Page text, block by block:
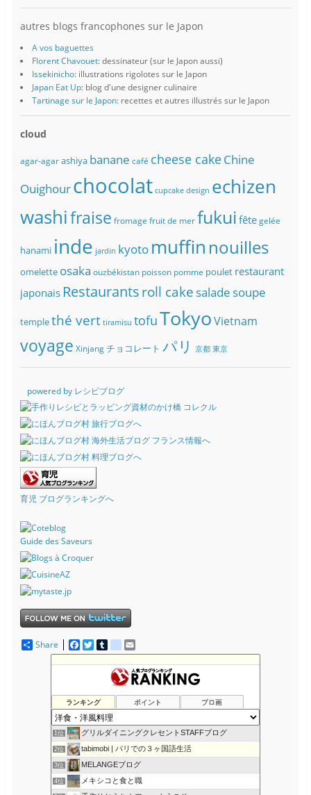
autres blogs francophones sur le Japon
A vos baguettes
Florent Chavouet: dessinateur (sur le Japon aussi)
Issekinicho: illustrations rigolotes sur le Japon
Japan Eat Up: blog d'une designer culinaire
Tartinage sur le Japon: recettes et autres illustrés sur le Japon
cloud
agar-agar ashiya banane café cheese cakeChine
Ouighourchocolat cupcake design echizen
washifraise fromage fruit de mer fukui fête gelée
hanami inde jardin kyoto muffin nouilles
omelette osaka ouzbékistan poisson pomme poulet restaurant
japonais Restaurantsroll cake salade soupe
templethé vert tiramisu tofuTokyoVietnam
voyage Xinjang チョコレート パリ 京都 東京
powered by レシピブログ
育児 ブログランキングへ
Guide des Saveurs
Share
a
c
o
o
k
w
i
e
r
u
m
b
d
e
l
i
c
o
u
s
m
a
i
ランキング ポイント ブロ画
1位 グリルダイニングクレセントSTAFFブログ
2位 tabimobi | パリでの３ヶ国語生活
3位 MELANGEブログ
4位 メキシコと食と職